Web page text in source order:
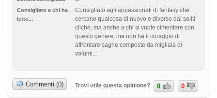
Consigliato a chi ha
letto...
Consigliato agli appassionati di fantasy che
cercano qualcosa di nuovo e diverso dai soliti
clichè, ma anche a chi si vuole cimentare con
questo genere, ma non ha il coraggio di
affrontare saghe composte da migliaia di
volumi...
Commenti (0) Trovi utile questa opinione? 0 0